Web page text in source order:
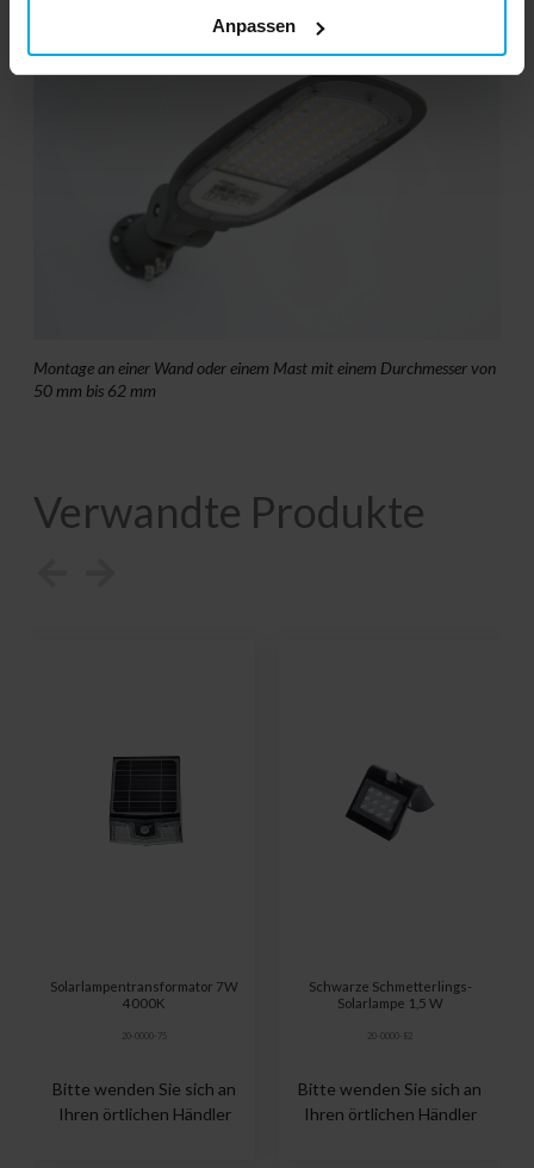
Anpassen
Montage an einer Wand oder einem Mast mit einem Durchmesser von
50 mm bis 62 mm
Verwandte Produkte
Solarlampentransformator 7W
4000K
20-0000-75
Bitte wenden Sie sich an
Ihren örtlichen Händler
Schwarze Schmetterlings-
Solarlampe 1,5 W
20-0000-82
Bitte wenden Sie sich an
Ihren örtlichen Händler